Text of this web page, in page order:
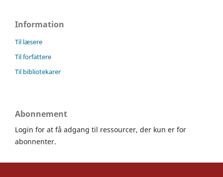
Information
Til læsere
Til forfattere
Til bibliotekarer
Abonnement
Login for at få adgang til ressourcer, der kun er for
abonnenter.